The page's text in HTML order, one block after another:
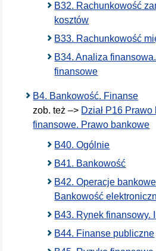
B32. Rachunkowość
kosztów
B33. Rachunkowość
B34. Analiza
finansowe
B4. Bankowość. Finanse
zob. też –> Dział P16
finansowe. Prawo bankowe
B40. Ogólnie
B41. Bankowość
B42. Operacje
Bankowość
B43. Rynek finansowy.
B44. Finanse publiczne